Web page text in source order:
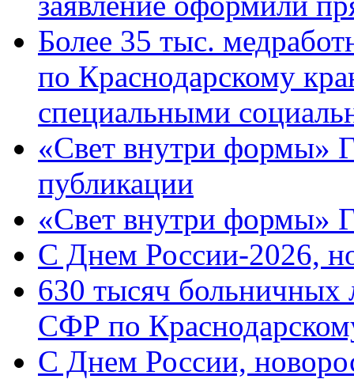
Более 35 тыс.
по Краснодарскому
специальными
«Свет внутри формы»
публикации
«Свет внутри формы»
C Днем России-2026,
630 тысяч больничных
СФР по
C Днем России,